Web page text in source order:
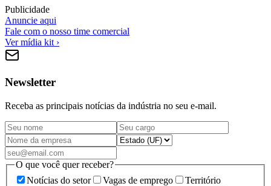
Publicidade
Anuncie aqui
Fale com o nosso time comercial
Ver mídia kit ›
Newsletter
Receba as principais notícias da indústria no seu e-mail.
O que você quer receber?
Notícias do setor
Vagas de emprego
Território